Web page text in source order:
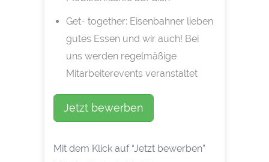
Get- together: Eisenbahner lieben
gutes Essen und wir auch! Bei
uns werden regelmäßige
Mitarbeiterevents veranstaltet
Jetzt bewerben
Mit dem Klick auf “Jetzt bewerben”